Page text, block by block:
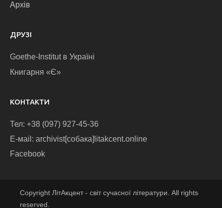
Архів
ДРУЗІ
Goethe-Institut в Україні
Книгарня «Є»
КОНТАКТИ
Тел: +38 (097) 927-45-36
E-маіl: archivist[собака]litakcent.online
Facebook
Copyright ЛітАкцент - світ сучасної літератури. All rights
reserved.